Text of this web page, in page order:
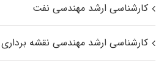
کارشناسی ارشد مهندسی نفت
کارشناسی ارشد مهندسی نقشه برداری